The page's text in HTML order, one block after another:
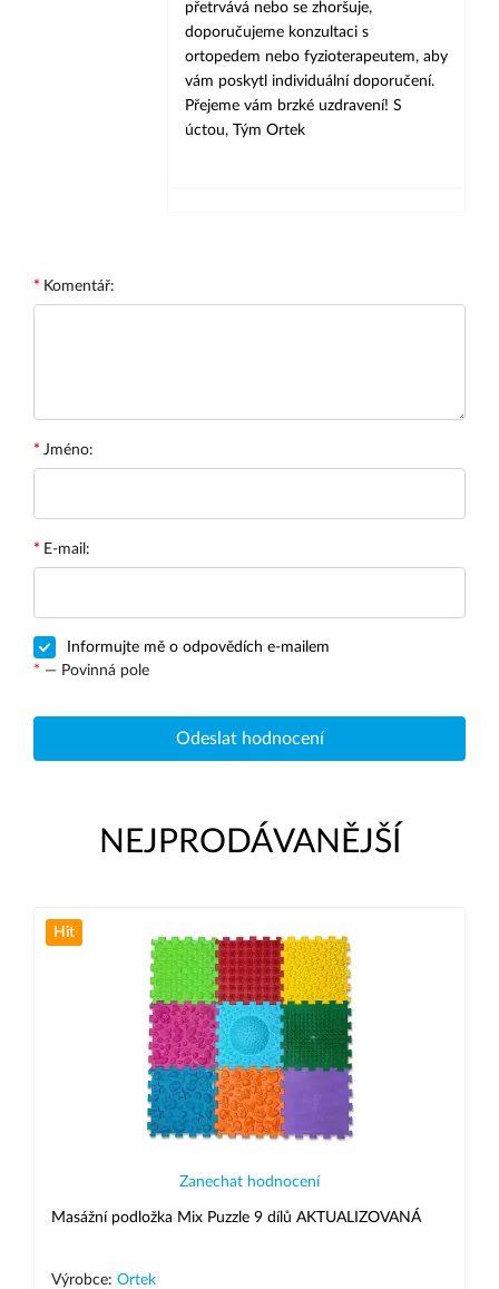
přetrvává nebo se zhoršuje,
doporučujeme konzultaci s
ortopedem nebo fyzioterapeutem, aby
vám poskytl individuální doporučení.
Přejeme vám brzké uzdravení! S
úctou, Tým Ortek
Komentář:
Jméno:
E-mail:
Informujte mě o odpovědích e-mailem
* — Povinná pole
Odeslat hodnocení
NEJPRODÁVANĚJŠÍ
Hit
Zanechat hodnocení
Masážní podložka Mix Puzzle 9 dílů AKTUALIZOVANÁ
Výrobce: Ortek